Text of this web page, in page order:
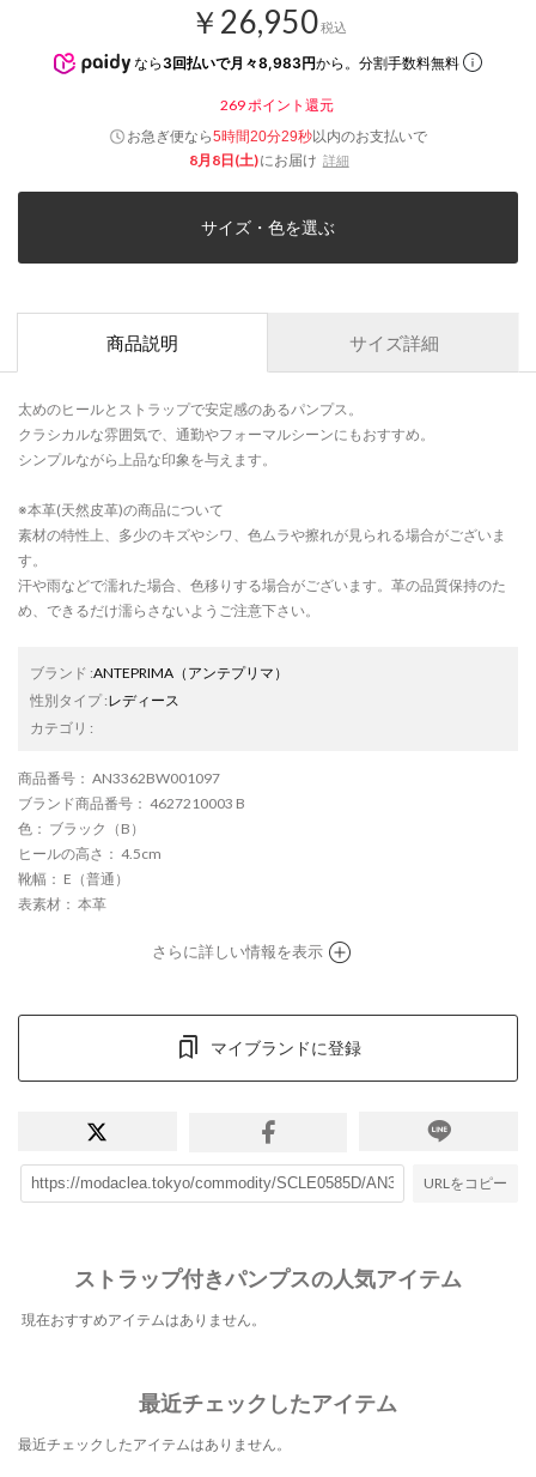
￥26,950税込
なら 3回払いで月々8,983円から。分割手数料無料
269 ポイント還元
お急ぎ便なら5時間20分28秒以内のお支払いで
8月8日(土)にお届け 詳細
サイズ・色を選ぶ
商品説明 サイズ詳細
太めのヒールとストラップで安定感のあるパンプス。
クラシカルな雰囲気で、通勤やフォーマルシーンにもおすすめ。
シンプルながら上品な印象を与えます。
※本革(天然皮革)の商品について
素材の特性上、多少のキズやシワ、色ムラや擦れが見られる場合がございま
す。
汗や雨などで濡れた場合、色移りする場合がございます。革の品質保持のた
め、できるだけ濡らさないようご注意下さい。
ブランド :ANTEPRIMA （アンテプリマ）
性別タイプ:レディース
カテゴリ :
商品番号 ： AN3362BW001097
ブランド商品番号 ： 4627210003 B
色 ： ブラック（B）
ヒールの高さ ： 4.5cm
靴幅 ： E（普通）
表素材 ： 本革
さらに詳しい情報を表示
マイブランドに登録
URLをコピー
ストラップ付きパンプスの人気アイテム
現在おすすめアイテムはありません。
最近チェックしたアイテム
最近チェックしたアイテムはありません。